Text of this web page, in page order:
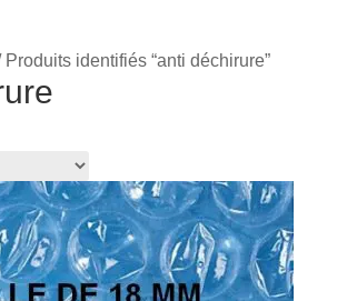
Produits identifiés “anti déchirure”